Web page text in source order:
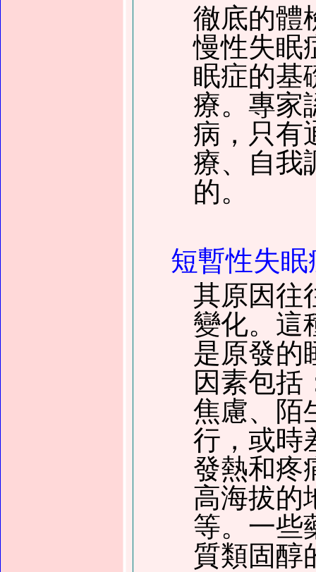
徹底的體
慢性失眠
眠症的基
療。專家
病，只有
療、自我
的。
短暫性失眠
其原因往
變化。這
是原發的
因素包括
焦慮、陌
行，或時
發熱和疼
高海拔的
等。一些
質類固醇